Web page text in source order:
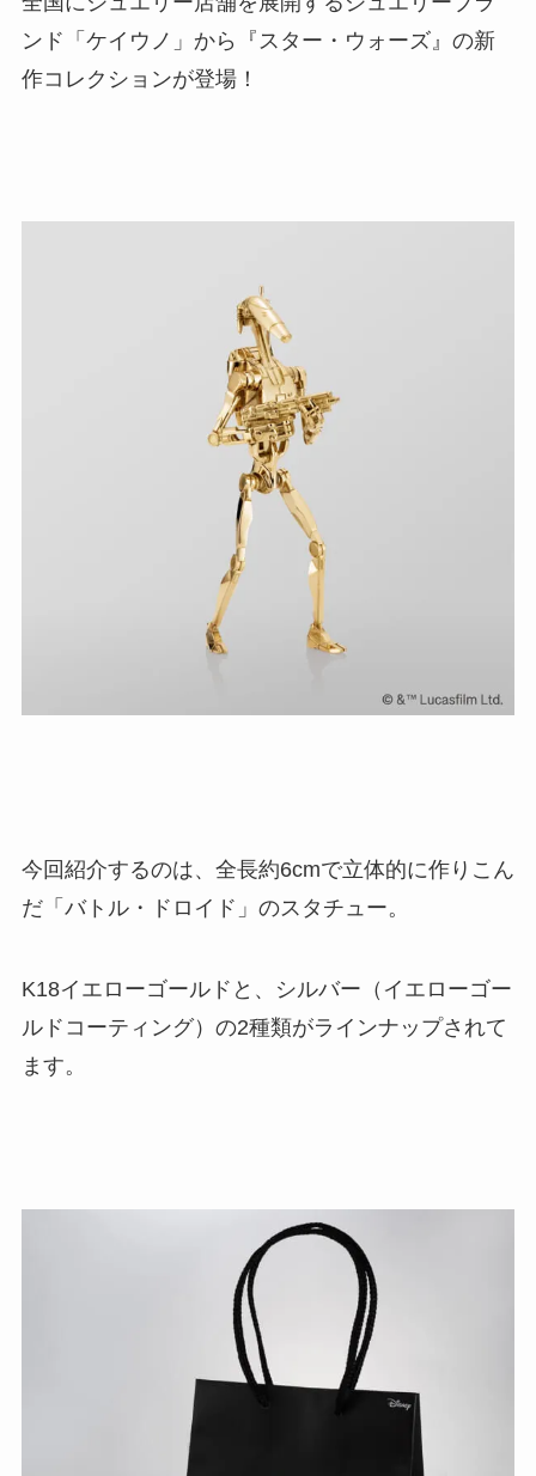
ンド「ケイウノ」から『スター・ウォーズ』の新
作コレクションが登場！
今回紹介するのは、全長約6cmで立体的に作りこん
だ「バトル・ドロイド」のスタチュー。
K18イエローゴールドと、シルバー（イエローゴー
ルドコーティング）の2種類がラインナップされて
ます。